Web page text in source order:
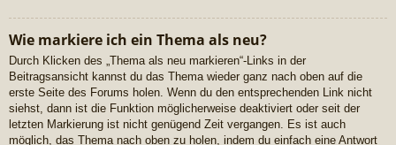
Wie markiere ich ein Thema als neu?
Durch Klicken des „Thema als neu markieren“-Links in der
Beitragsansicht kannst du das Thema wieder ganz nach oben auf die
erste Seite des Forums holen. Wenn du den entsprechenden Link nicht
siehst, dann ist die Funktion möglicherweise deaktiviert oder seit der
letzten Markierung ist nicht genügend Zeit vergangen. Es ist auch
möglich, das Thema nach oben zu holen, indem du einfach eine Antwort